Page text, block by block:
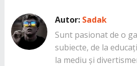
Autor: Sadak
Sunt pasionat de o
subiecte, de la
la mediu și